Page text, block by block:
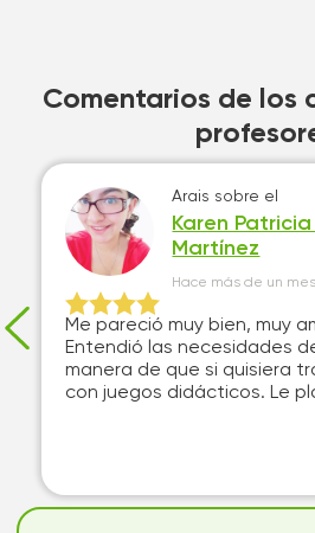
Comentarios de los
Arais sobre el
Karen Patricia
Martínez
Hace más de un mes
Me pareció muy bien, muy
Entendió las necesidades
manera de que si quisiera
con juegos didácticos. Le